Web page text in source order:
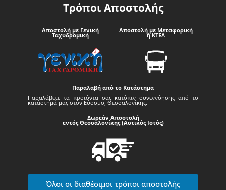
Τρόποι Αποστολής
Αποστολή με Γενική
Ταχυδρομική
Αποστολή με Μεταφορική
ή ΚΤΕΛ
Παραλαβή από το Κατάστημα
Παραλάβετε τα προϊόντα σας κατόπιν συνεννόησης από το
κατάστημά μας στον Εύοσμο, Θεσσαλονίκης.
Δωρεάν Αποστολή
εντός Θεσσαλονίκης (Αστικός Ιστός)
Όλοι οι διαθέσιμοι τρόποι αποστολής